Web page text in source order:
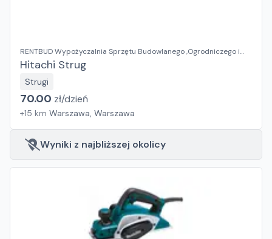
RENTBUD Wypożyczalnia Sprzętu Budowlanego ,Ogrodniczego i
Elektronarzędzi
Hitachi Strug
Strugi
70.00 zł/dzień
+15 km Warszawa, Warszawa
Wyniki z najbliższej okolicy